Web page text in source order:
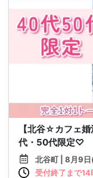
【北谷☆カフェ
代・50代限定♡
北谷町 | 8月9
受付終了まで14